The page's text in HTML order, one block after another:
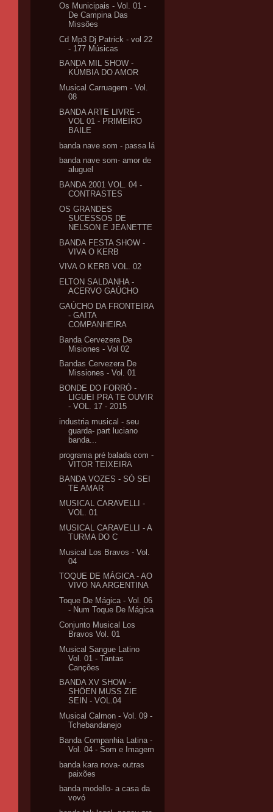
Os Municipais - Vol. 01 -
De Campina Das
Missões
Cd Mp3 Dj Patrick - vol 22
- 177 Músicas
BANDA MIL SHOW -
KÚMBIA DO AMOR
Musical Carruagem - Vol.
08
BANDA ARTE LIVRE -
VOL 01 - PRIMEIRO
BAILE
banda nave som - passa lá
banda nave som- amor de
aluguel
BANDA 2001 VOL. 04 -
CONTRASTES
OS GRANDES
SUCESSOS DE
NELSON E JEANETTE
BANDA FESTA SHOW -
VIVA O KERB
VIVA O KERB VOL. 02
ELTON SALDANHA -
ACERVO GAÚCHO
GAÚCHO DA FRONTEIRA
- GAITA
COMPANHEIRA
Banda Cervezera De
Misiones - Vol 02
Bandas Cervezera De
Missiones - Vol. 01
BONDE DO FORRÓ -
LIGUEI PRA TE OUVIR
- VOL. 17 - 2015
industria musical - seu
guarda- part luciano
banda...
programa pré balada com -
VITOR TEIXEIRA
BANDA VOZES - SÓ SEI
TE AMAR
MUSICAL CARAVELLI -
VOL. 01
MUSICAL CARAVELLI - A
TURMA DO C
Musical Los Bravos - Vol.
04
TOQUE DE MÁGICA - AO
VIVO NA ARGENTINA
Toque De Mágica - Vol. 06
- Num Toque De Mágica
Conjunto Musical Los
Bravos Vol. 01
Musical Sangue Latino
Vol. 01 - Tantas
Canções
BANDA XV SHOW -
SHÖEN MUSS ZIE
SEIN - VOL.04
Musical Calmon - Vol. 09 -
Tchebandanejo
Banda Companhia Latina -
Vol. 04 - Som e Imagem
banda kara nova- outras
paixões
banda modello- a casa da
vovó